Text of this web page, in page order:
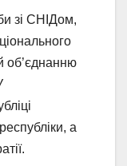
зі СНІДом,
об’єднанню
а